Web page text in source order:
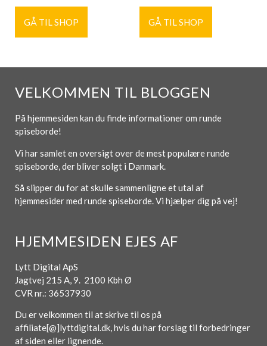
GÅ TIL SHOP GÅ TIL SHOP
VELKOMMEN TIL BLOGGEN
På hjemmesiden kan du finde informationer om runde
spiseborde!
Vi har samlet en oversigt over de mest populære runde
spiseborde, der bliver solgt i Danmark.
Så slipper du for at skulle sammenligne et utal af
hjemmesider med runde spiseborde. Vi hjælper dig på vej!
HJEMMESIDEN EJES AF
Lytt Digital ApS
Jagtvej 215 A, 9. 2100 Kbh Ø
CVR nr.: 36537930
Du er velkommen til at skrive til os på
affiliate[@]lyttdigital.dk, hvis du har forslag til forbedringer
af siden eller lignende.